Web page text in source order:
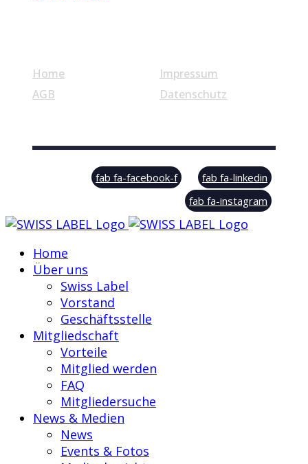
Home
AGB
Impressum
Datenschutz
© Swiss Label, All rights reserved
fab fa-facebook-f
fab fa-linkedin
fab fa-instagram
Home
Über uns
Swiss Label
Vorstand
Geschäftsstelle
Mitgliedschaft
Vorteile
Mitglied werden
FAQ
Mitgliedersuche
News & Medien
News
Events & Fotos